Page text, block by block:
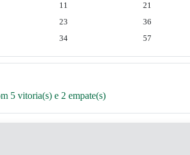
11 21
23 36
34 57
5 vitoria(s) e 2 empate(s)